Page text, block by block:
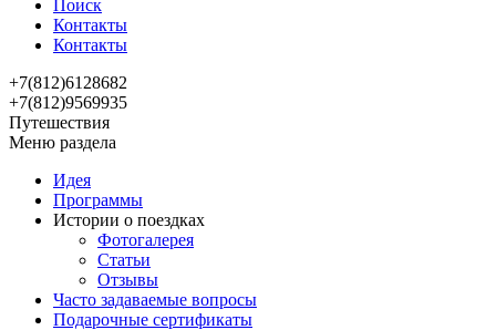
Поиск
Контакты
Контакты
+7(812)6128682
+7(812)9569935
Путешествия
Меню раздела
Идея
Программы
Истории о поездках
Фотогалерея
Статьи
Отзывы
Часто задаваемые вопросы
Подарочные сертификаты